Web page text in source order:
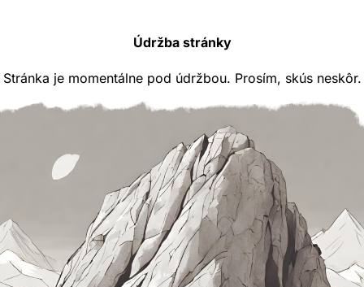
Údržba stránky
Stránka je momentálne pod údržbou. Prosím, skús neskôr.